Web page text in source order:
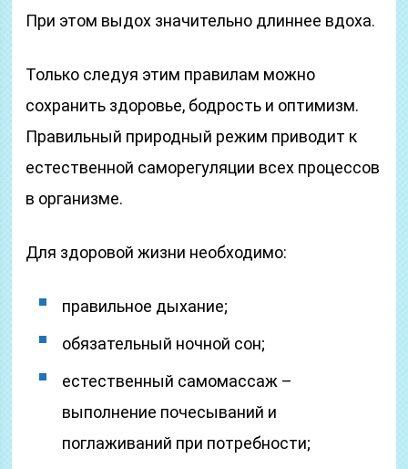
При этом выдох значительно длиннее вдоха.
Только следуя этим правилам можно
сохранить здоровье, бодрость и оптимизм.
Правильный природный режим приводит к
естественной саморегуляции всех процессов
в организме.
Для здоровой жизни необходимо:
правильное дыхание;
обязательный ночной сон;
естественный самомассаж –
выполнение почесываний и
поглаживаний при потребности;